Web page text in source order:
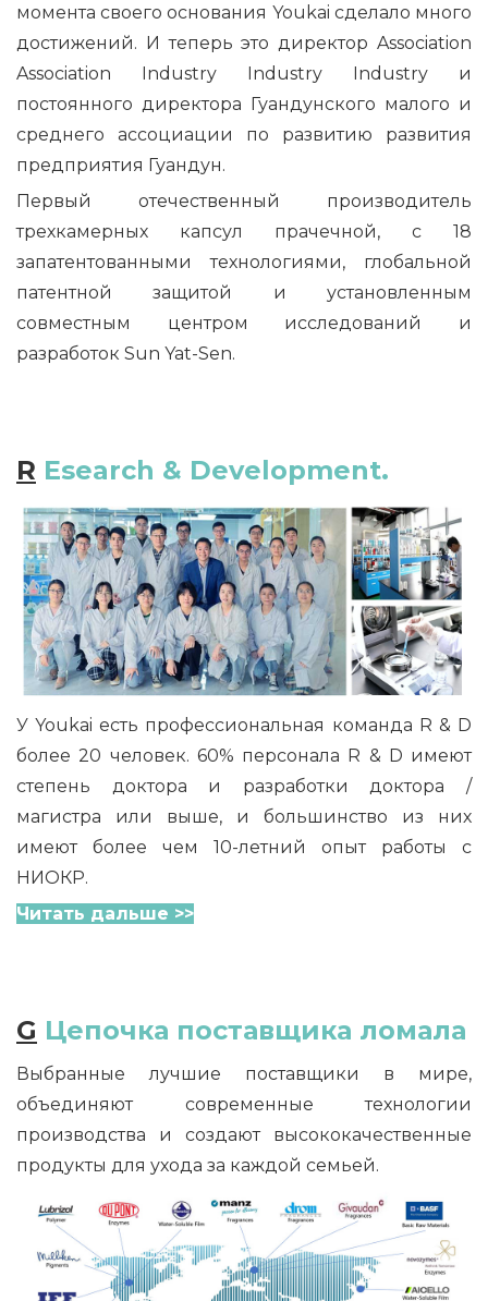
момента своего основания Youkai сделало много
достижений. И теперь это директор Association
Association Industry Industry Industry и
постоянного директора Гуандунского малого и
среднего ассоциации по развитию развития
предприятия Гуандун.
Первый отечественный производитель
трехкамерных капсул прачечной, с 18
запатентованными технологиями, глобальной
патентной защитой и установленным
совместным центром исследований и
разработок Sun Yat-Sen.
R Esearch & Development.
У Youkai есть профессиональная команда R & D
более 20 человек. 60% персонала R & D имеют
степень доктора и разработки доктора /
магистра или выше, и большинство из них
имеют более чем 10-летний опыт работы с
НИОКР.
Читать дальше >>
G Цепочка поставщика ломала
Выбранные лучшие поставщики в мире,
объединяют современные технологии
производства и создают высококачественные
продукты для ухода за каждой семьей.